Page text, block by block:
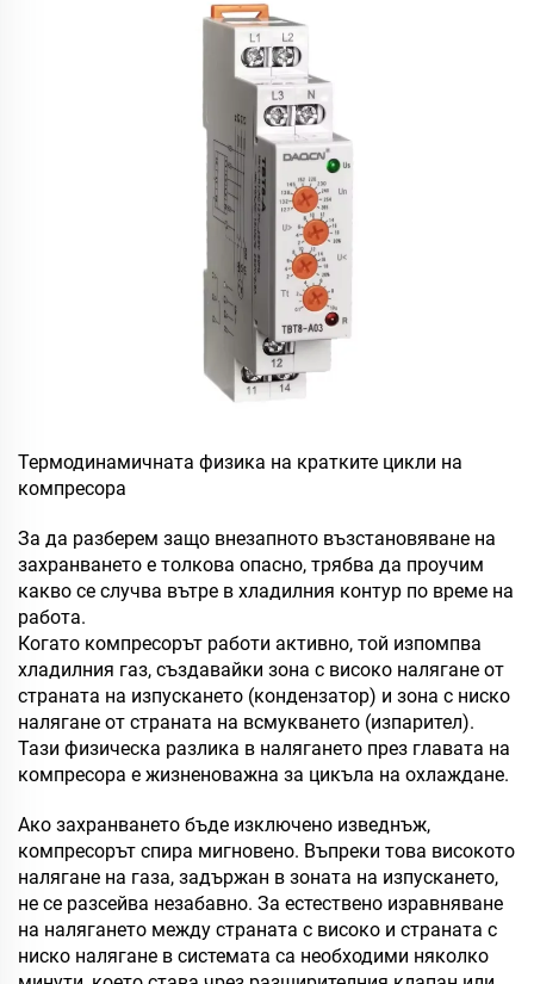
Термодинамичната физика на кратките цикли на
компресора
За да разберем защо внезапното възстановяване на
захранването е толкова опасно, трябва да проучим
какво се случва вътре в хладилния контур по време на
работа.
Когато компресорът работи активно, той изпомпва
хладилния газ, създавайки зона с високо налягане от
страната на изпускането (кондензатор) и зона с ниско
налягане от страната на всмукването (изпарител).
Тази физическа разлика в налягането през главата на
компресора е жизненоважна за цикъла на охлаждане.
Ако захранването бъде изключено изведнъж,
компресорът спира мигновено. Въпреки това високото
налягане на газа, задържан в зоната на изпускането,
не се разсейва незабавно. За естествено изравняване
на налягането между страната с високо и страната с
ниско налягане в системата са необходими няколко